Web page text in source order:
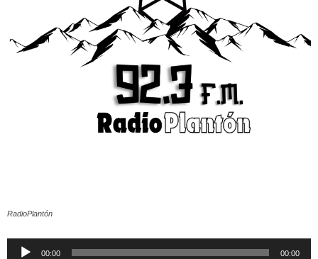
RadioPlantón
Reproductor
00:00 00:00